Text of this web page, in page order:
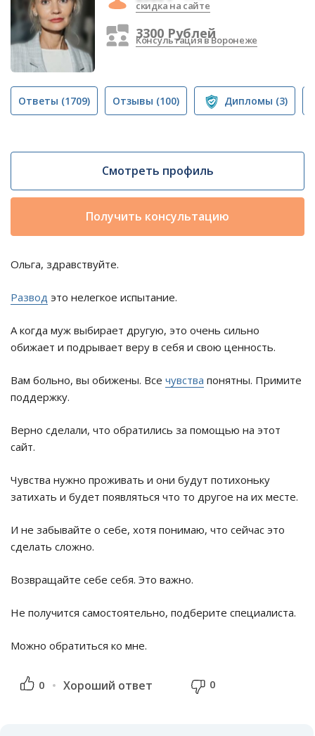
скидка на сайте
3300 Рублей
Консультация в Воронеже
Ответы (1709) Отзывы (100) Дипломы (3)
Смотреть профиль
Получить консультацию
Ольга, здравствуйте.
Развод это нелегкое испытание.
А когда муж выбирает другую, это очень сильно
обижает и подрывает веру в себя и свою ценность.
Вам больно, вы обижены. Все чувства понятны. Примите
поддержку.
Верно сделали, что обратились за помощью на этот
сайт.
Чувства нужно проживать и они будут потихоньку
затихать и будет появляться что то другое на их месте.
И не забывайте о себе, хотя понимаю, что сейчас это
сделать сложно.
Возвращайте себе себя. Это важно.
Не получится самостоятельно, подберите специалиста.
Можно обратиться ко мне.
0 Хороший ответ 0